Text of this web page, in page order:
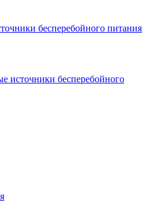
бесперебойного питания
источники бесперебойного